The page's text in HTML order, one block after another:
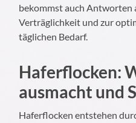
bekommst auch Antworten
Verträglichkeit und zur
täglichen Bedarf.
Haferflocken:
ausmacht und
Haferflocken entstehen